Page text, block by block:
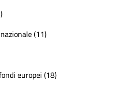
(11)
europei (18)